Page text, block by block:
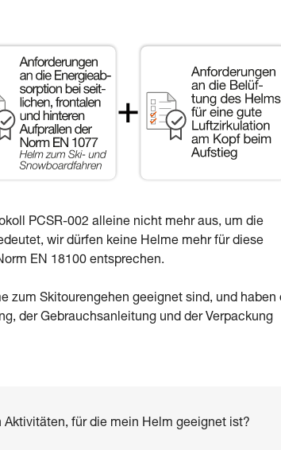
PCSR-002 alleine nicht mehr aus, um die
wir dürfen keine Helme mehr für diese
EN 18100 entsprechen.
zum Skitourengehen geeignet sind, und haben
der Gebrauchsanleitung und der Verpackung
für die mein Helm geeignet ist?